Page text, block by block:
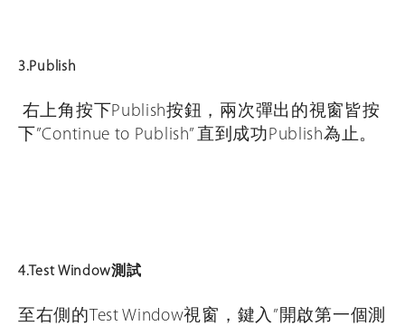
3.Publish
右上角按下Publish按鈕，兩次彈出的視窗皆按
下”Continue to Publish” 直到成功Publish為止。
4.Test Window測試
至右側的Test Window視窗，鍵入”開啟第一個測